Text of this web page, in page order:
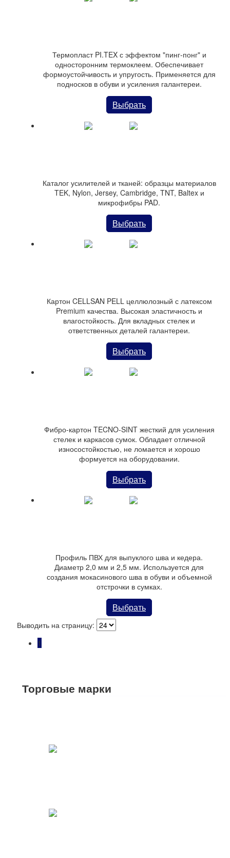
Термопласт PI.TEX с эффектом "пинг-понг" и
односторонним термоклеем. Обеспечивает
формоустойчивость и упругость. Применяется для
подносков в обуви и усиления галантереи.
Выбрать
Каталог усилителей и тканей: образцы материалов
TEK, Nylon, Jersey, Cambridge, TNT, Baltex и
микрофибры PAD.
Выбрать
Картон CELLSAN PELL целлюлозный с латексом
Premium качества. Высокая эластичность и
влагостойкость. Для вкладных стелек и
ответственных деталей галантереи.
Выбрать
Фибро-картон TECNO-SINT жесткий для усиления
стелек и каркасов сумок. Обладает отличной
износостойкостью, не ломается и хорошо
формуется на оборудовании.
Выбрать
Профиль ПВХ для выпуклого шва и кедера.
Диаметр 2,0 мм и 2,5 мм. Используется для
создания мокасинового шва в обуви и объемной
отстрочки в сумках.
Выбрать
Выводить на страницу:
1
Торговые марки